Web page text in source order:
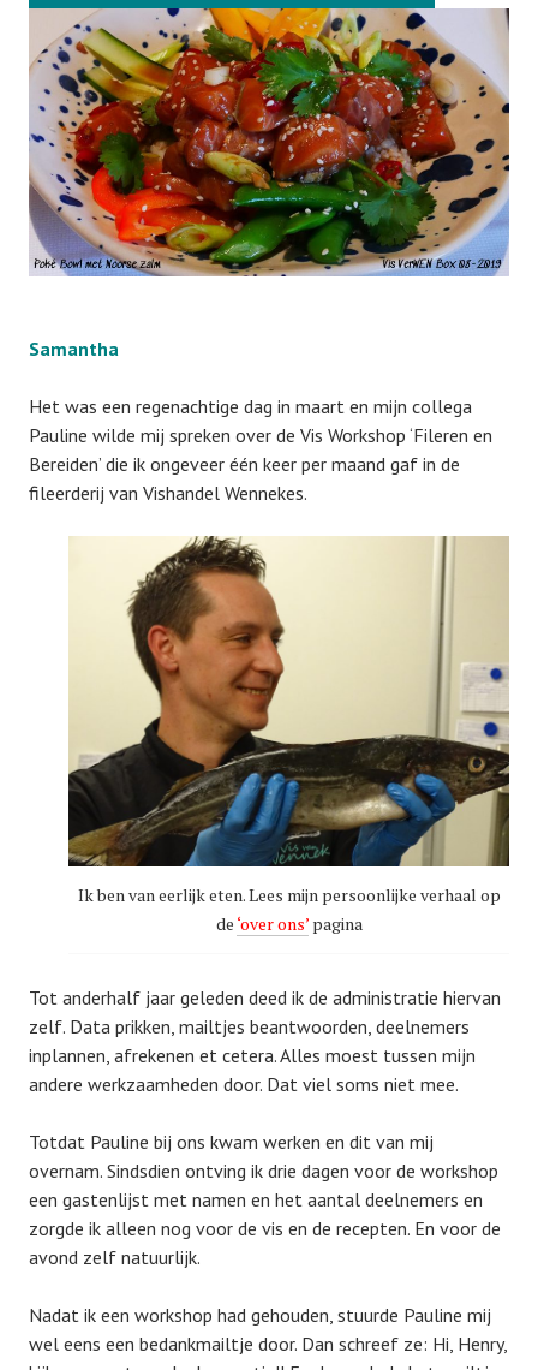
Samantha
Het was een regenachtige dag in maart en mijn collega
Pauline wilde mij spreken over de Vis Workshop ‘Fileren en
Bereiden’ die ik ongeveer één keer per maand gaf in de
fileerderij van Vishandel Wennekes.
Ik ben van eerlijk eten. Lees mijn persoonlijke verhaal op
de ‘over ons’pagina
Tot anderhalf jaar geleden deed ik de administratie hiervan
zelf. Data prikken, mailtjes beantwoorden, deelnemers
inplannen, afrekenen et cetera. Alles moest tussen mijn
andere werkzaamheden door. Dat viel soms niet mee.
Totdat Pauline bij ons kwam werken en dit van mij
overnam. Sindsdien ontving ik drie dagen voor de workshop
een gastenlijst met namen en het aantal deelnemers en
zorgde ik alleen nog voor de vis en de recepten. En voor de
avond zelf natuurlijk.
Nadat ik een workshop had gehouden, stuurde Pauline mij
wel eens een bedankmailtje door. Dan schreef ze: Hi, Henry,